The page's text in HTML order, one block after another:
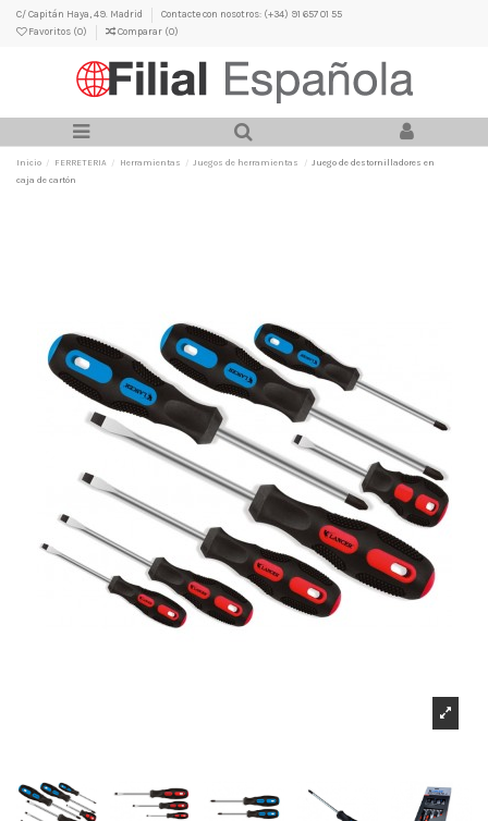
C/ Capitán Haya, 49. Madrid
Contacte con nosotros: (+34) 91 657 01 55
Favoritos (0) Comparar (0)
Inicio FERRETERIA Herramientas Juegos de herramientas
Juego de destornilladores en
caja de cartón